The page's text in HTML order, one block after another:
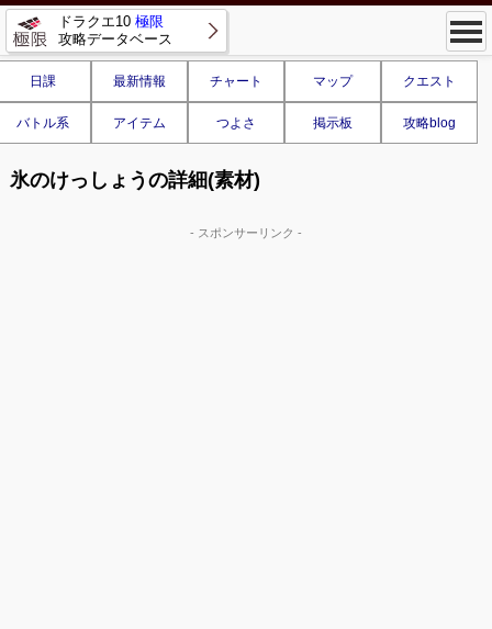
ドラクエ10 極限
攻略データベース
日課 最新情報 チャート マップ クエスト
バトル系 アイテム つよさ 掲示板 攻略blog
氷のけっしょうの詳細(素材)
- スポンサーリンク -